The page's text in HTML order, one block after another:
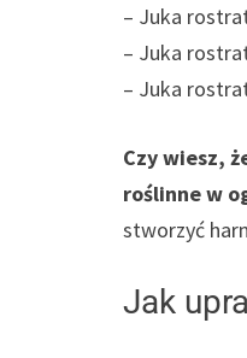
– Juka
– Juka
– Juka
Czy wiesz,
roślinne w
stworzyć
Jak